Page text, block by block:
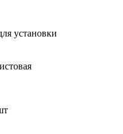
установки